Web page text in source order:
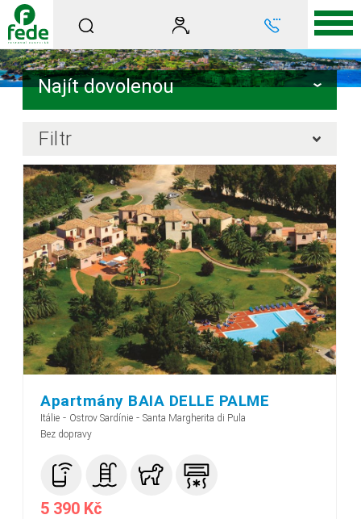
Najít dovolenou
Filtr
Apartmány BAIA DELLE PALME
Itálie - Ostrov Sardínie - Santa Margherita di Pula
Bez dopravy
5 390 Kč